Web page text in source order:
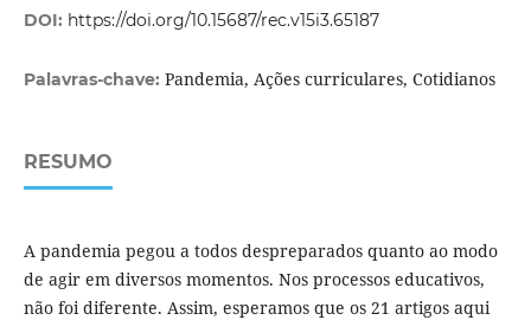
DOI: https://doi.org/10.15687/rec.v15i3.65187
Palavras-chave: Pandemia, Ações curriculares, Cotidianos
RESUMO
A pandemia pegou a todos despreparados quanto ao modo
de agir em diversos momentos. Nos processos educativos,
não foi diferente. Assim, esperamos que os 21 artigos aqui